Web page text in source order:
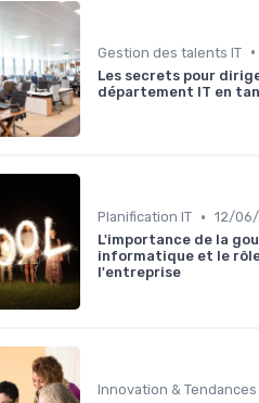
Gestion des talents IT •
Les secrets pour
département IT en
Planification IT • 12/
L'importance de la
informatique et le rôle
l'entreprise
Innovation & Tendances